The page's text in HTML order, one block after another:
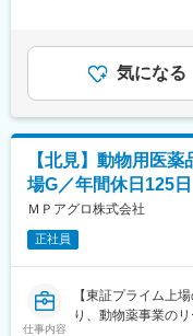
・取扱商品…動物用
動物に関わる商品
どをしていき、徐々
【1日の流れのイメ
●出社後／メール確
●営業開始／営業車
す
●帰社後／伝票整理
●退社（残業は申請
います）
■営業目標について
担当顧客の対前年
残業代制 超過分
与実績 昨年度実
年度の賞与は社内
金はあくまでも目
があります。月給(
気になる
【北見】動物用医
場G／年間休日125
ＭＰアグロ株式会社
正社員
仕事内容
【東証プライム上
り、動物薬事業の